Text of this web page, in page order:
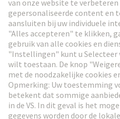
Ga naar registratie
Social Media